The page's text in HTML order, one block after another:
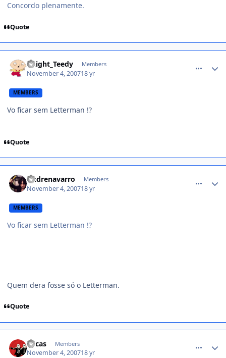
Concordo plenamente.
Quote
Knight_Teedy Members
November 4, 200718 yr
MEMBERS
Vo ficar sem Letterman !?
Quote
Andrenavarro Members
November 4, 200718 yr
MEMBERS
Vo ficar sem Letterman !?
Quem dera fosse só o Letterman.
Quote
Lucas Members
November 4, 200718 yr